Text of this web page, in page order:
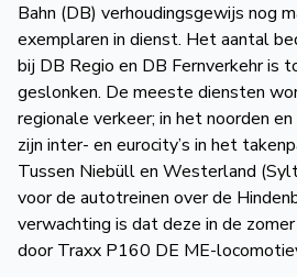
Bahn (DB) verhoudingsgewijs nog
exemplaren in dienst. Het aantal
bij DB Regio en DB Fernverkehr is
geslonken. De meeste diensten
regionale verkeer; in het noorden
zijn inter- en eurocity’s in het
Tussen Niebüll en Westerland
voor de autotreinen over de
verwachting is dat deze in de
door Traxx P160 DE ME-